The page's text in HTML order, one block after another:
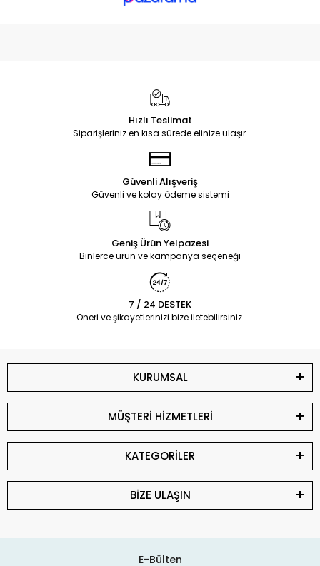
Hızlı Teslimat
Siparişleriniz en kısa sürede elinize ulaşır.
Güvenli Alışveriş
Güvenli ve kolay ödeme sistemi
Geniş Ürün Yelpazesi
Binlerce ürün ve kampanya seçeneği
7 / 24 DESTEK
Öneri ve şikayetlerinizi bize iletebilirsiniz.
KURUMSAL
MÜŞTERİ HİZMETLERİ
KATEGORİLER
BİZE ULAŞIN
E-Bülten